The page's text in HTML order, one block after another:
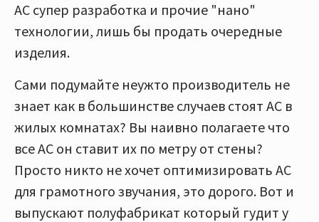
АС супер разработка и прочие "нано"
технологии, лишь бы продать очередные
изделия.
Сами подумайте неужто производитель не
знает как в большинстве случаев стоят АС в
жилых комнатах? Вы наивно полагаете что
все АС он ставит их по метру от стены?
Просто никто не хочет оптимизировать АС
для грамотного звучания, это дорого. Вот и
выпускают полуфабрикат который гудит у